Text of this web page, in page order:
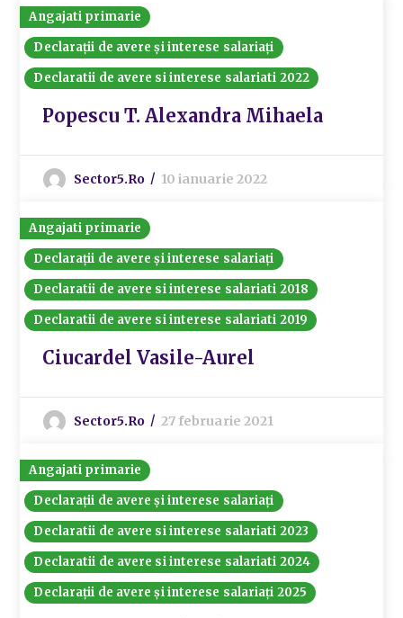
Angajati primarie
Declarații de avere și interese salariați
Declaratii de avere si interese salariati 2022
Popescu T. Alexandra Mihaela
Sector5.ro 10 ianuarie 2022
Angajati primarie
Declarații de avere și interese salariați
Declaratii de avere si interese salariati 2018
Declaratii de avere si interese salariati 2019
Ciucardel Vasile-Aurel
Sector5.ro 27 februarie 2021
Angajati primarie
Declarații de avere și interese salariați
Declaratii de avere si interese salariati 2023
Declaratii de avere si interese salariati 2024
Declarații de avere și interese salariați 2025